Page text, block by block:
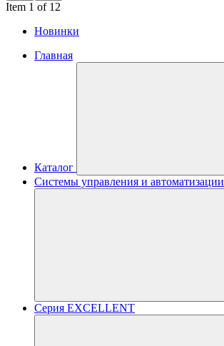
Item 1 of 12
Новинки
Главная
Каталог
Системы управления и автоматизации
Серия EXCELLENT